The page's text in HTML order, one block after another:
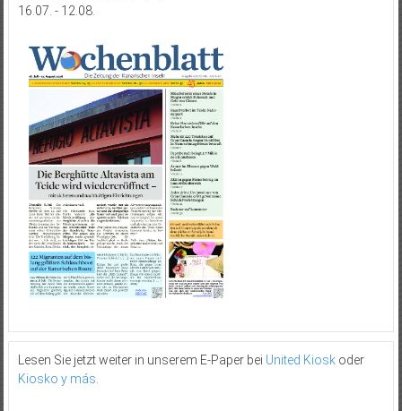
16.07. - 12.08.
Lesen Sie jetzt weiter in unserem E-Paper bei United Kioskoder
Kiosko y más.